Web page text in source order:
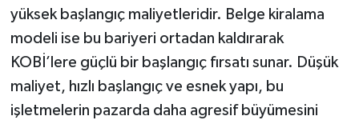
yüksek başlangıç maliyetleridir. Belge kiralama
modeli ise bu bariyeri ortadan kaldırarak
KOBİ’lere güçlü bir başlangıç fırsatı sunar. Düşük
maliyet, hızlı başlangıç ve esnek yapı, bu
işletmelerin pazarda daha agresif büyümesini